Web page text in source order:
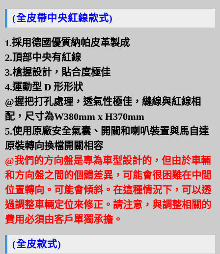
(全皮帶中央紅線款式)
1.採用德國優質納帕皮革製成
2.頂部中央有紅線
3.槍握設計，貼合度極佳
4.運動型 D 形形狀
@握把打孔處理，透氣性極佳， 縫線與紅線相
配， 尺寸為W380mm x H370mm
5.使用原廠安全氣囊、開關和喇叭裝置與馬自達
原裝轉向換檔開關相容
@我們的方向盤是專為車型設計的，但由於車輛
和方向盤之間的個體差異，可能會很困難在中間
位置轉向。可能會傾斜。在這種情況下，可以透
過調整車輛定位來修正。請注意，與調整相關的
費用必須由客戶單獨承擔。
(全皮款式)